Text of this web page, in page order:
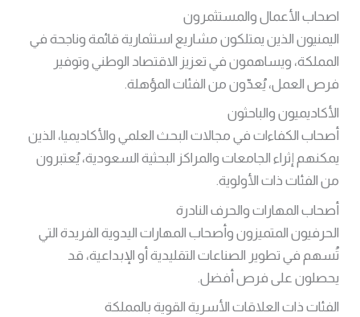
اصحاب الأعمال والمستثمرون
اليمنيون الذين يمتلكون مشاريع استثمارية قائمة وناجحة في
المملكة، ويساهمون في تعزيز الاقتصاد الوطني وتوفير
فرص العمل، يُعدّون من الفئات المؤهلة.
الأكاديميون والباحثون
أصحاب الكفاءات في مجالات البحث العلمي والأكاديميا، الذين
يمكنهم إثراء الجامعات والمراكز البحثية السعودية، يُعتبرون
من الفئات ذات الأولوية.
أصحاب المهارات والحرف النادرة
الحرفيون المتميزون وأصحاب المهارات اليدوية الفريدة التي
تُسهم في تطوير الصناعات التقليدية أو الإبداعية، قد
يحصلون على فرص أفضل.
الفئات ذات العلاقات الأسرية القوية بالمملكة